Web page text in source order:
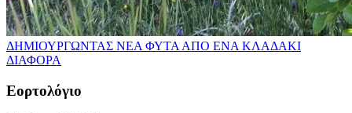
ΔΗΜΙΟΥΡΓΩΝΤΑΣ ΝΕΑ ΦΥΤΑ ΑΠΟ ΕΝΑ ΚΛΑΔΑΚΙ
ΔΙΑΦΟΡΑ
Εορτολόγιο